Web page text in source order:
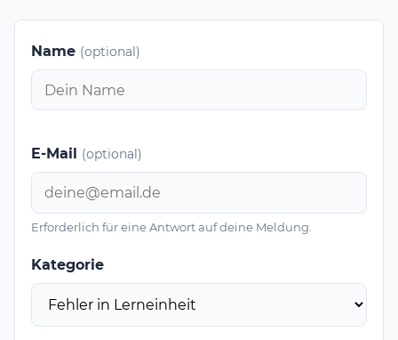
Name (optional)
E-Mail (optional)
Erforderlich für eine Antwort auf deine Meldung.
Kategorie